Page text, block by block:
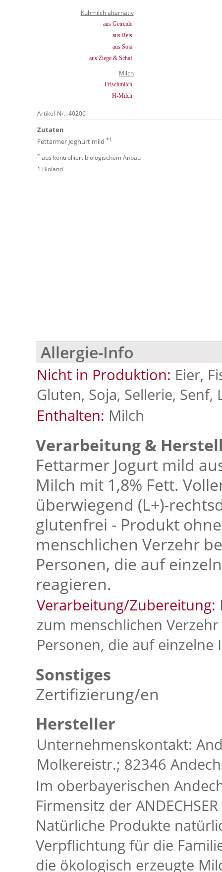
Kuhmilch alternativ
aus Getreide
aus Reis
aus Soja
aus Ziege & Schaf
Milch
Frischmilch
H-Milch
Artikel-Nr.: 40206
Zutaten
Fettarmer Joghurt mild *1
* aus kontrolliert biologischem Anbau
1 Bioland
Allergie-Info
Nicht in Produktion: Eier,
Gluten, Soja, Sellerie,
Enthalten: Milch
Verarbeitung &
Fettarmer Jogurt mild
Milch mit 1,8% Fett.
überwiegend (L+)-
glutenfrei - Produkt
menschlichen Verzehr
Personen, die auf
reagieren.
Verarbeitung/Zubereitung:
zum menschlichen
Personen, die auf
Sonstiges
Zertifizierung/en
Hersteller
Unternehmenskontakt:
Molkereistr.; 82346
Im oberbayerischen
Firmensitz der
Natürliche Produkte
Verpflichtung für die
die ökologisch erzeugte